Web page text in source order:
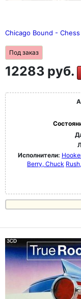
Chicago Bound -
Под заказ
12283 руб.
Исполнители:
Berry, Chuck